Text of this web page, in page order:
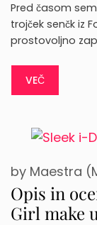
Pred časom
trojček senčk iz
prostovoljno
VEČ
Opis in
Girl make
by Maestra